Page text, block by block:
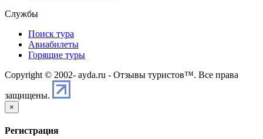
Службы
Поиск тура
Авиабилеты
Горящие туры
Copyright © 2002- ayda.ru - Отзывы туристов™. Все права
защищены.
×
Регистрация